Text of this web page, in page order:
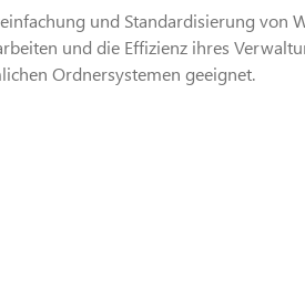
und Standardisierung von
und die Effizienz ihres
Ordnersystemen geeignet.